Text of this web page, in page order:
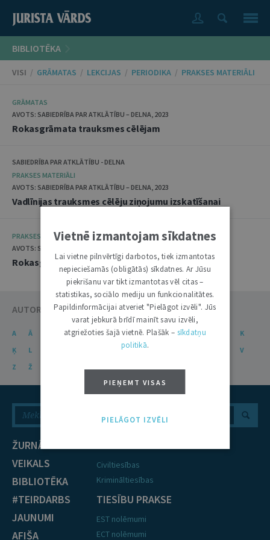
BIBLIOTĒKA
VISI / GRĀMATAS / LEKCIJAS / PERIODIKA / PRAKSES MATERIĀLI
GRĀMATAS
AVOTS: SABIEDRĪBA PAR ATKLĀTĪBU – DELNA, 2023
Rokasgrāmata trauksmes cēlējam
SABIEDRĪBA PAR ATKLĀTĪBU - DELNA
PRAKSES MATERIĀLI
AVOTS: SABIEDRĪBA PAR ATKLĀTĪBU – DELNA, 2023
Vadlīnijas trauksmes cēlēju ziņojumu izskatīšanai
PRAKSES MATERIĀLI
AVOTS: SABIEDRĪBA PAR ATKLĀTĪBU – DELNA, 2021
Rokasgrāmata trauksmes cēlējam
AUTORU KATALOGS
A Ā C Č D E Ē F G Ģ H
K
Ķ
L P R
V
Z
Ž
ŽURNĀLS
VEIKALS
BIBLIOTĒKA
#TEIRDARBS
JAUNUMI
AFIŠA
Civiltiesības
Krimināltiesības
TIESĪBU PRAKSE
EST nolēmumi
ECT nolēmumi
Vietnē izmantojam sīkdatnes
Lai vietne pilnvērtīgi darbotos, tiek izmantotas
nepieciešamās (obligātās) sīkdatnes. Ar Jūsu
piekrišanu var tikt izmantotas vēl citas –
statistikas, sociālo mediju un funkcionalitātes.
Papildinformācijai atveriet "Pielāgot izvēli". Jūs
varat jebkurā brīdī mainīt savu izvēli,
atgriežoties šajā vietnē. Plašāk – sīkdatņu
politikā.
PIEŅEMT VISAS
PIELĀGOT IZVĒLI